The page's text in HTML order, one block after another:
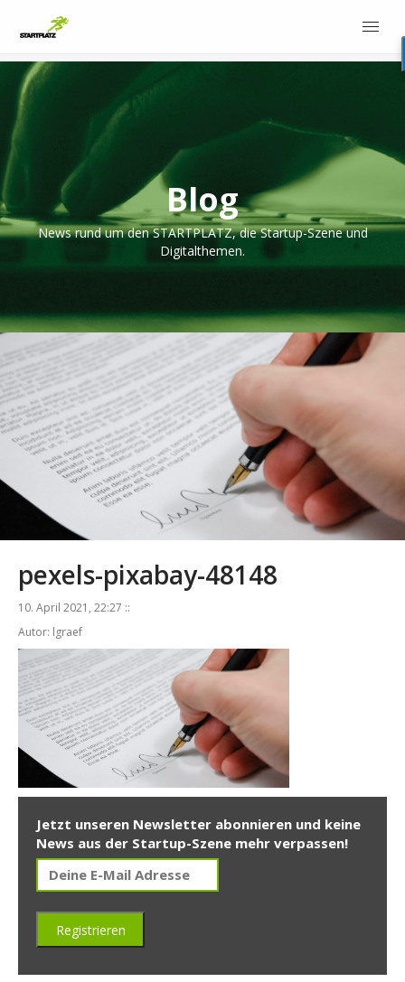
Blog
News rund um den STARTPLATZ, die Startup-Szene und
Digitalthemen.
pexels-pixabay-48148
10. April 2021, 22:27 ::
Autor: lgraef
Jetzt unseren Newsletter abonnieren und keine
News aus der Startup-Szene mehr verpassen!